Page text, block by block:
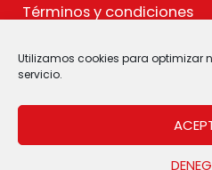
Utilizamos cookies para optimizar
servicio.
Términos y condiciones
.